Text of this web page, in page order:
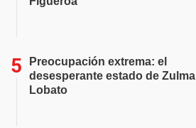
Preocupación extrema: el
desesperante estado de Zulma
Lobato